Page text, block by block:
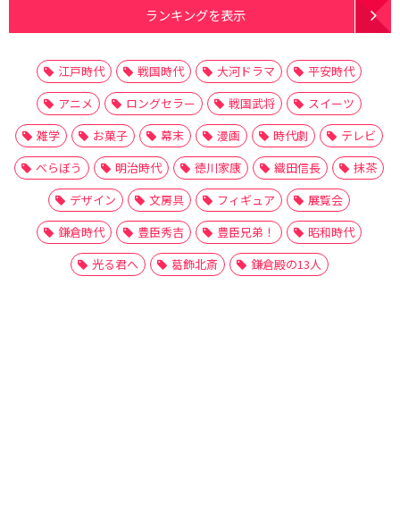
ランキングを表示
江戸時代 戦国時代 大河ドラマ
平安時代
アニメ
ロングセラー 戦国武将
スイーツ
雑学
お菓子 幕末 漫画 時代劇
テレビ
べらぼう
明治時代 徳川家康 織田信長
抹茶
デザイン
文房具 フィギュア
展覧会
鎌倉時代
豊臣秀吉 豊臣兄弟！
昭和時代
光る君へ
葛飾北斎 鎌倉殿の13人